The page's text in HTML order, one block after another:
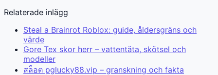
Relaterade inlägg
Steal a Brainrot Roblox: guide, åldersgräns och
värde
Gore Tex skor herr – vattentäta, skötsel och
modeller
สล็อต pglucky88.vip – granskning och fakta